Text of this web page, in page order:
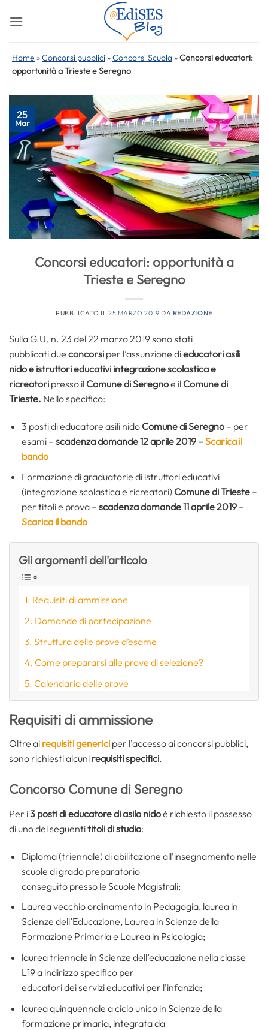
Home »Concorsi pubblici »Concorsi Scuola »Concorsi educatori:
opportunità a Trieste e Seregno
25
Mar
Concorsi educatori: opportunità a
Trieste e Seregno
PUBBLICATO IL25 MARZO 2019 DA REDAZIONE
Sulla G.U. n. 23 del 22 marzo 2019 sono stati
pubblicati due concorsi per l’assunzione dieducatori asili
nido e istruttori educativi integrazione scolastica e
ricreatori presso il Comune di Seregnoe il Comune di
Trieste. Nello specifico:
3 posti di educatore asili nidoComune di Seregno– per
esami – scadenza domande 12 aprile 2019 –Scarica il
bando
Formazione di graduatorie di istruttori educativi
(integrazione scolastica e ricreatori) Comune di Trieste–
per titoli e prova – scadenza domande 11 aprile 2019 –
Scarica il bando
Gli argomenti dell'articolo
Requisiti di ammissione
Domande di partecipazione
Struttura delle prove d’esame
Come prepararsi alle prove di selezione?
Calendario delle prove
Requisiti di ammissione
Oltre ai requisiti generici per l’accesso ai concorsi pubblici,
sono richiesti alcuni requisiti specifici.
Concorso Comune di Seregno
Per i3 posti di educatore di asilo nidoè richiesto il possesso
di uno dei seguentititoli di studio:
Diploma (triennale) di abilitazione all’insegnamento nelle
scuole di grado preparatorio
conseguito presso le Scuole Magistrali;
Laurea vecchio ordinamento in Pedagogia, laurea in
Scienze dell’Educazione, Laurea in Scienze della
Formazione Primaria e Laurea in Psicologia;
laurea triennale in Scienze dell’educazione nella classe
L19 a indirizzo specifico per
educatori dei servizi educativi per l’infanzia;
laurea quinquennale a ciclo unico in Scienze della
formazione primaria, integrata da